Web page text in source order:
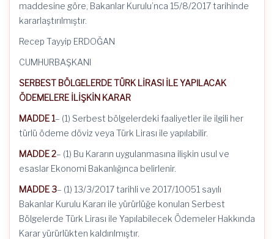
maddesine göre, Bakanlar Kurulu’nca 15/8/2017 tarihinde
kararlaştırılmıştır.
Recep Tayyip ERDOĞAN
CUMHURBAŞKANI
SERBEST BÖLGELERDE TÜRK LİRASI İLE YAPILACAK
ÖDEMELERE İLİŞKİN KARAR
MADDE 1– (1) Serbest bölgelerdeki faaliyetler ile ilgili her
türlü ödeme döviz veya Türk Lirası ile yapılabilir.
MADDE 2– (1) Bu Kararın uygulanmasına ilişkin usul ve
esaslar Ekonomi Bakanlığınca belirlenir.
MADDE 3– (1) 13/3/2017 tarihli ve 2017/10051 sayılı
Bakanlar Kurulu Kararı ile yürürlüğe konulan Serbest
Bölgelerde Türk Lirası ile Yapılabilecek Ödemeler Hakkında
Karar yürürlükten kaldırılmıştır.